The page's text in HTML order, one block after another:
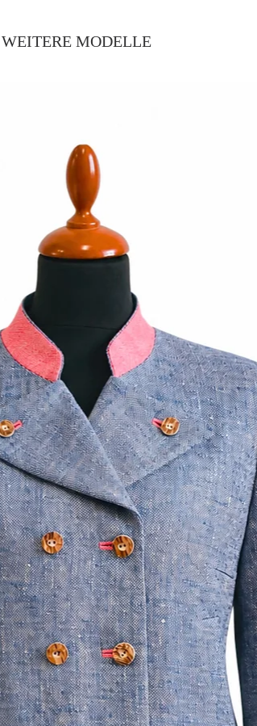
WEITERE MODELLE